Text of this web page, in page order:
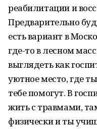
реабилитации и
Предварительно
есть вариант в
где-то в лесном
выглядеть как
уютное место, где
тебе помогут. В
жить с травмами,
физически и ты